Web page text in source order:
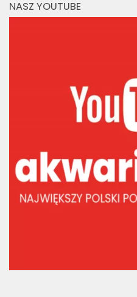
NASZ YOUTUBE